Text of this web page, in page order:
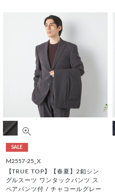
SALE
M2557-25_X
【TRUE TOP】【春夏】2釦シン
グルスーツ ワンタックパンツ ス
ペアパンツ付 / チャコールグレー